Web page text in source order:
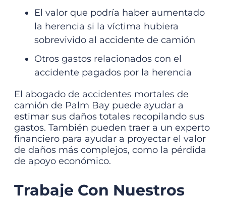
El valor que podría haber aumentado
la herencia si la víctima hubiera
sobrevivido al accidente de camión
Otros gastos relacionados con el
accidente pagados por la herencia
El abogado de accidentes mortales de
camión de Palm Bay puede ayudar a
estimar sus daños totales recopilando sus
gastos. También pueden traer a un experto
financiero para ayudar a proyectar el valor
de daños más complejos, como la pérdida
de apoyo económico.
Trabaje Con Nuestros